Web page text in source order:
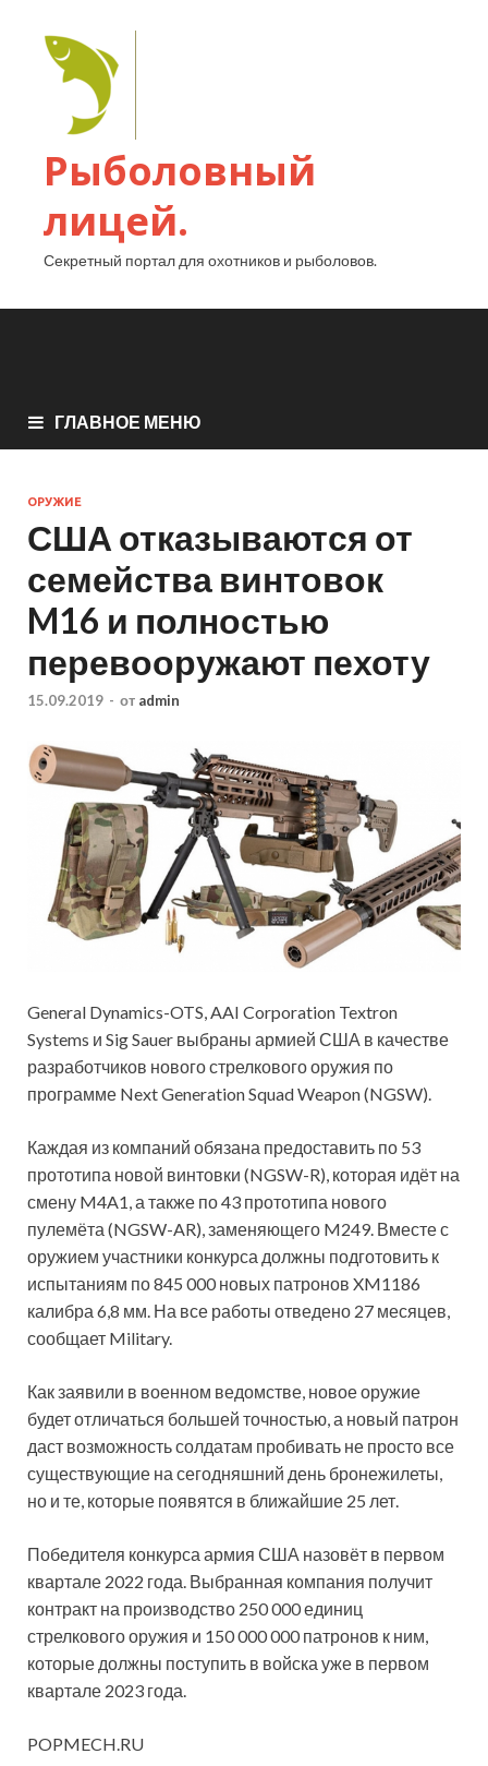
Рыболовный
лицей.
Секретный портал для охотников и рыболовов.
ГЛАВНОЕ МЕНЮ
ОРУЖИЕ
США отказываются от
семейства винтовок
M16 и полностью
перевооружают пехоту
15.09.2019 - от admin
General Dynamics-OTS, AAI Corporation Textron
Systems и Sig Sauer выбраны армией США в качестве
разработчиков нового стрелкового оружия по
программе Next Generation Squad Weapon (NGSW).
Каждая из компаний обязана предоставить по 53
прототипа новой винтовки (NGSW-R), которая идёт на
смену M4A1, а также по 43 прототипа нового
пулемёта (NGSW-AR), заменяющего M249. Вместе с
оружием участники конкурса должны подготовить к
испытаниям по 845 000 новых патронов XM1186
калибра 6,8 мм. На все работы отведено 27 месяцев,
сообщает Military.
Как заявили в военном ведомстве, новое оружие
будет отличаться большей точностью, а новый патрон
даст возможность солдатам пробивать не просто все
существующие на сегодняшний день бронежилеты,
но и те, которые появятся в ближайшие 25 лет.
Победителя конкурса армия США назовёт в первом
квартале 2022 года. Выбранная компания получит
контракт на производство 250 000 единиц
стрелкового оружия и 150 000 000 патронов к ним,
которые должны поступить в войска уже в первом
квартале 2023 года.
POPMECH.RU